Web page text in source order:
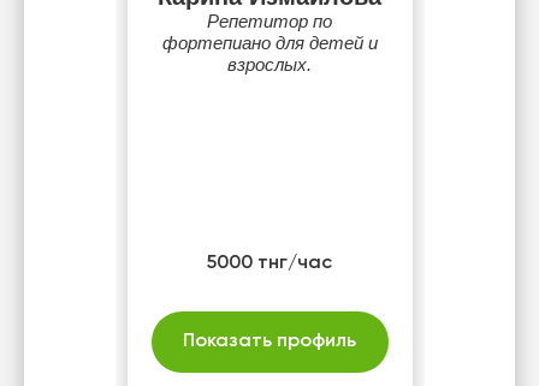
Репетитор по
фортепиано для детей и
взрослых.
5000 тнг/час
Показать профиль